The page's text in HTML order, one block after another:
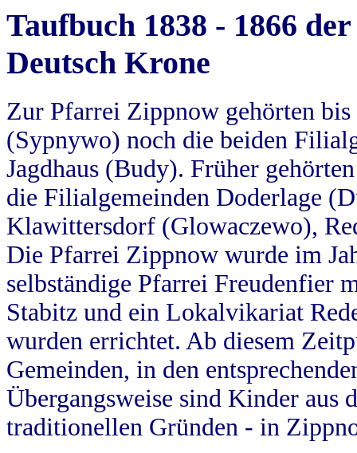
Taufbuch 1838 - 1866
Deutsch Krone
Zur Pfarrei Zippnow gehörten
(Sypnywo) noch die beiden
Jagdhaus (Budy). Früher
die Filialgemeinden Doderlage
Klawittersdorf (Glowaczewo),
Die Pfarrei Zippnow wurde im
selbständige Pfarrei Freudenfier
Stabitz und ein Lokalvikariat
wurden errichtet. Ab diesem
Gemeinden, in den
Übergangsweise sind Kinder aus
traditionellen Gründen - in